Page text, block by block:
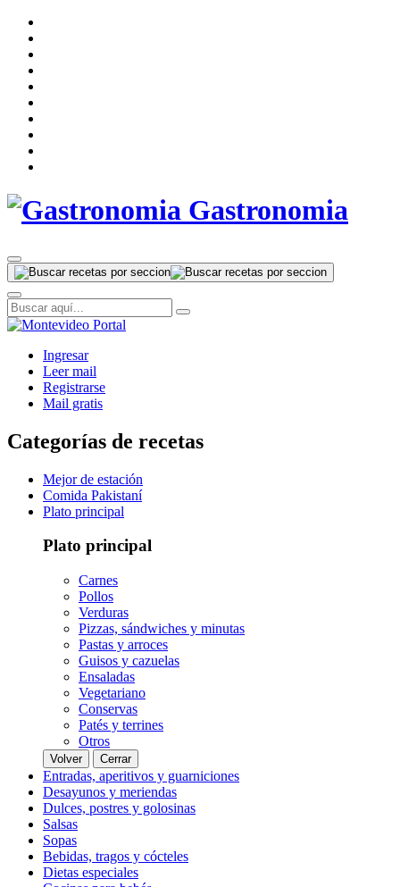
Gastronomia
Ingresar
Leer mail
Registrarse
Mail gratis
Categorías de recetas
Mejor de estación
Comida Pakistaní
Plato principal
Plato principal
Carnes
Pollos
Verduras
Pizzas, sándwiches y minutas
Pastas y arroces
Guisos y cazuelas
Ensaladas
Vegetariano
Conservas
Patés y terrines
Otros
Volver Cerrar
Entradas, aperitivos y guarniciones
Desayunos y meriendas
Dulces, postres y golosinas
Salsas
Sopas
Bebidas, tragos y cócteles
Dietas especiales